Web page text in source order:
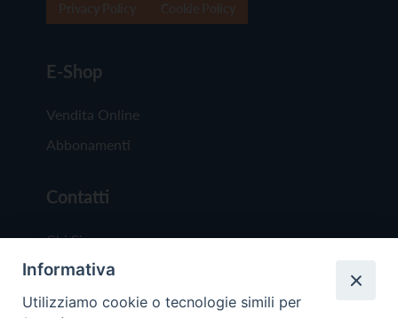
E-Shop
Vendita Online
Abbonamenti
Contatti
Chi Siamo
Redazione
Scrivici
Informativa
Utilizziamo cookie o tecnologie simili per